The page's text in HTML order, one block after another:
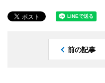
前の記事